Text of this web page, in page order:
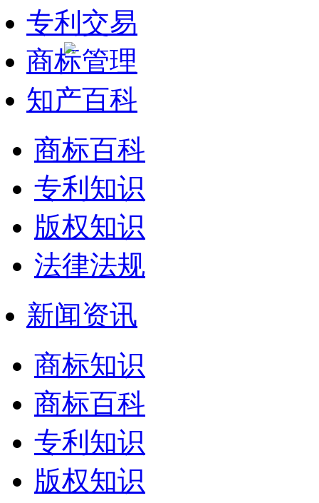
专利交易
商标管理
知产百科
商标百科
专利知识
版权知识
法律法规
新闻资讯
商标知识
商标百科
专利知识
版权知识